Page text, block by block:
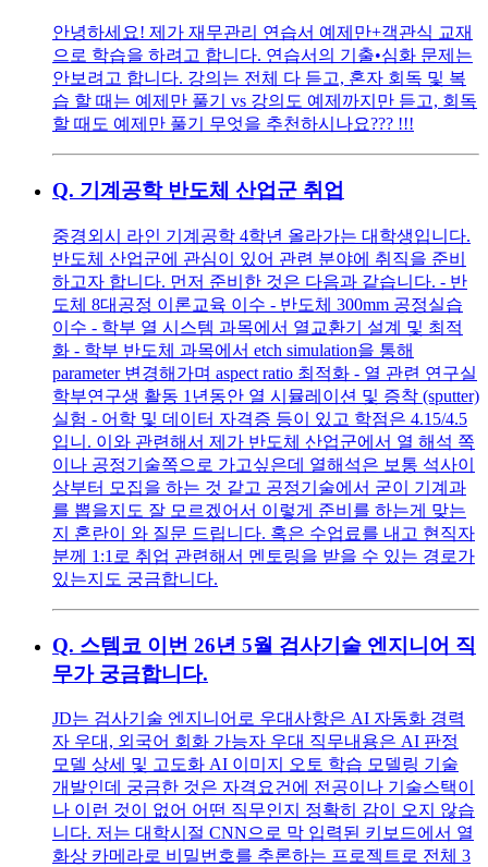
안녕하세요! 제가 재무관리 연습서 예제만+객관식 교재
으로 학습을 하려고 합니다. 연습서의 기출•심화 문제는
안보려고 합니다. 강의는 전체 다 듣고, 혼자 회독 및 복
습 할 때는 예제만 풀기 vs 강의도 예제까지만 듣고, 회독
할 때도 예제만 풀기 무엇을 추천하시나요??? !!!
Q. 기계공학 반도체 산업군 취업
중경외시 라인 기계공학 4학년 올라가는 대학생입니다.
반도체 산업군에 관심이 있어 관련 분야에 취직을 준비
하고자 합니다. 먼저 준비한 것은 다음과 같습니다. - 반
도체 8대공정 이론교육 이수 - 반도체 300mm 공정실습
이수 - 학부 열 시스템 과목에서 열교환기 설계 및 최적
화 - 학부 반도체 과목에서 etch simulation을 통해
parameter 변경해가며 aspect ratio 최적화 - 열 관련 연구실
학부연구생 활동 1년동안 열 시뮬레이션 및 증착 (sputter)
실험 - 어학 및 데이터 자격증 등이 있고 학점은 4.15/4.5
입니. 이와 관련해서 제가 반도체 산업군에서 열 해석 쪽
이나 공정기술쪽으로 가고싶은데 열해석은 보통 석사이
상부터 모집을 하는 것 같고 공정기술에서 굳이 기계과
를 뽑을지도 잘 모르겠어서 이렇게 준비를 하는게 맞는
지 혼란이 와 질문 드립니다. 혹은 수업료를 내고 현직자
분께 1:1로 취업 관련해서 멘토링을 받을 수 있는 경로가
있는지도 궁금합니다.
Q. 스템코 이번 26년 5월 검사기술 엔지니어 직
무가 궁금합니다.
JD는 검사기술 엔지니어로 우대사항은 AI 자동화 경력
자 우대, 외국어 회화 가능자 우대 직무내용은 AI 판정
모델 상세 및 고도화 AI 이미지 오토 학습 모델링 기술
개발인데 궁금한 것은 자격요건에 전공이나 기술스택이
나 이런 것이 없어 어떤 직무인지 정확히 감이 오지 않습
니다. 저는 대학시절 CNN으로 막 입력된 키보드에서 열
화상 카메라로 비밀번호를 추론하는 프로젝트로 전체 3